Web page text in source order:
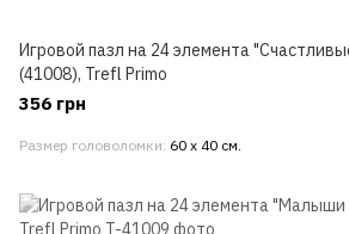
Игровой пазл на 24 элемента
(41008), Trefl Primo
356 грн
Размер головоломки 60 х 40 см.